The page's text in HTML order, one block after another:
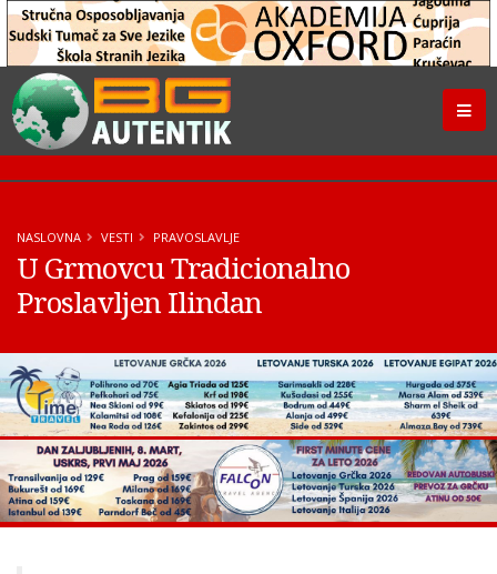
NASLOVNA VESTI PRAVOSLAVLJE
U Grmovcu Tradicionalno
Proslavljen Ilindan